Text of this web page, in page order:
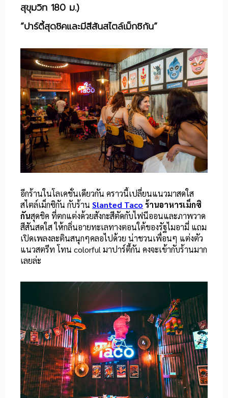
สุขุมวิท 180 ม.)
“ปาร์ตี้สุดชิคและมีสีสันสไตล์เม็กซิกัน”
อีกร้านในโลเคชั่นเดียวกัน คราวนี้เปลี่ยนแนวมาสดใส
สไตล์เม็กซิกัน กับร้าน Slanted Taco ร้านอาหารเม็กซิ
กันสุดชิค ที่ตกแต่งด้วยสังกะสีตัดกับไฟนีออนและภาพวาด
สีสันสดใส ให้กลิ่นอายทะเลทางตอนใต้ของรัฐไมอามี่ แถม
เปิดเพลงละตินสนุกๆคลอไปด้วย น่าชวนเพื่อนๆ แต่งตัว
แนวสตรีท โทน colorful มาปาร์ตี้กัน คงจะเข้ากับร้านมาก
เลยล่ะ